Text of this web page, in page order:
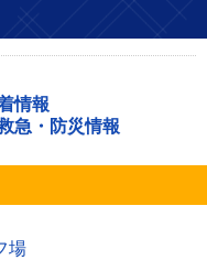
情報
急・防災情報
場